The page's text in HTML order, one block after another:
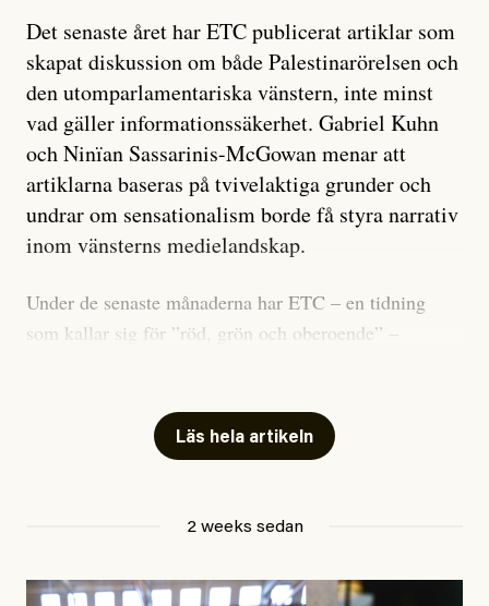
Det senaste året har ETC publicerat artiklar som
skapat diskussion om både Palestinarörelsen och
den utomparlamentariska vänstern, inte minst
vad gäller informationssäkerhet. Gabriel Kuhn
och Ninïan Sassarinis-McGowan menar att
artiklarna baseras på tvivelaktiga grunder och
undrar om sensationalism borde få styra narrativ
inom vänsterns medielandskap.
Under de senaste månaderna har ETC – en tidning
som kallar sig för ”röd, grön och oberoende” –
skriver för? Vad betyder det att vara en ”röd, grön och
oberoende” tidning? Och vad är egentligen bra
Läs hela artikeln
2 weeks sedan